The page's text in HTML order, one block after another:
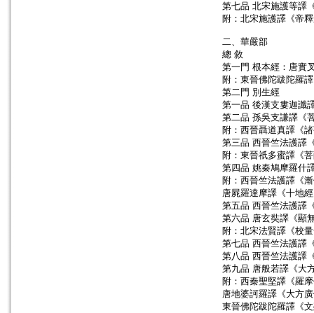
第七品 北宋施護等譯
附：北宋施護譯《帝
二、華嚴部
總 敘
第一門 根本經：唐實
附：東晉佛陀跋陀羅
第二門 別生經
第一品 後漢支婁迦讖
第二品 孫吳支謙譯《
附：西晉聶道真譯《
第三品 西晉竺法護譯
附：東晉祇多蜜譯《
第四品 姚秦鳩摩羅什
附：西晉竺法護譯《
唐屍羅達摩譯《十地
第五品 西晉竺法護譯
第六品 唐玄奘譯《顯
附：北宋法賢譯《校
第七品 西晉竺法護譯
第八品 西晉竺法護譯
第九品 唐般若譯《大
附：西秦聖堅譯《羅
唐地婆訶羅譯《大方
東晉佛陀跋陀羅譯《